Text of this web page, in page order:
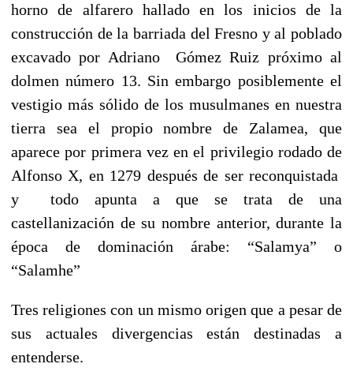
horno de alfarero hallado en los inicios de la
construcción de la barriada del Fresno y al poblado
excavado por Adriano Gómez Ruiz próximo al
dolmen número 13. Sin embargo posiblemente el
vestigio más sólido de los musulmanes en nuestra
tierra sea el propio nombre de Zalamea, que
aparece por primera vez en el privilegio rodado de
Alfonso X, en 1279 después de ser reconquistada
y todo apunta a que se trata de una
castellanización de su nombre anterior, durante la
época de dominación árabe: “Salamya” o
“Salamhe”
Tres religiones con un mismo origen que a pesar de
sus actuales divergencias están destinadas a
entenderse.